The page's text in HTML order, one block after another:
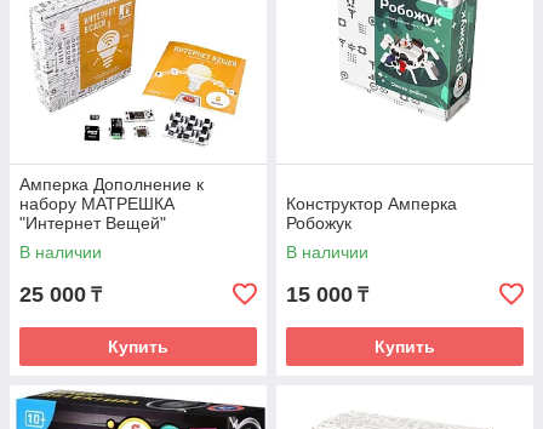
Амперка Дополнение к
набору МАТРЕШКА
"Интернет Вещей"
В наличии
25 000 ₸
Купить
Конструктор Амперка
Робожук
В наличии
15 000 ₸
Купить